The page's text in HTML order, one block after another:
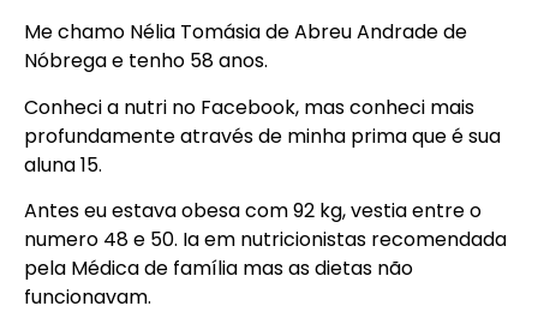
Me chamo Nélia Tomásia de Abreu Andrade de
Nóbrega e tenho 58 anos.
Conheci a nutri no Facebook, mas conheci mais
profundamente através de minha prima que é sua
aluna 15.
Antes eu estava obesa com 92 kg, vestia entre o
numero 48 e 50. Ia em nutricionistas recomendada
pela Médica de família mas as dietas não
funcionavam.